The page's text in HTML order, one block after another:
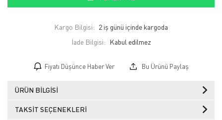
Kargo Bilgisi: 2 iş günü içinde kargoda
İade Bilgisi:
Fiyatı Düşünce Haber Ver Bu Ürünü Paylaş
ÜRÜN BILGISI
TAKSIT SEÇENEKLERI